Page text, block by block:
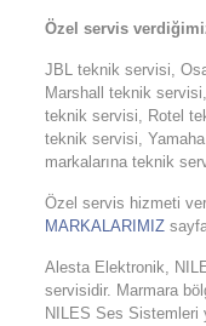
Özel servis
JBL teknik servisi,
Marshall teknik
teknik servisi, Rotel
teknik servisi,
markalarına teknik
Özel servis hizmeti
MARKALARIMIZ
Alesta Elektronik,
servisidir. Marmara
NILES Ses